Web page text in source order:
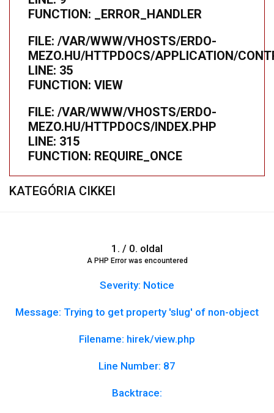
FUNCTION: _ERROR_HANDLER
FILE: /VAR/WWW/VHOSTS/ERDO-
MEZO.HU/HTTPDOCS/APPLICATION/
LINE: 35
FUNCTION: VIEW
FILE: /VAR/WWW/VHOSTS/ERDO-
MEZO.HU/HTTPDOCS/INDEX.PHP
LINE: 315
FUNCTION: REQUIRE_ONCE
KATEGÓRIA CIKKEI
1. / 0. oldal
A PHP Error was encountered
Severity: Notice
Message: Trying to get property 'slug' of non-object
Filename: hirek/view.php
Line Number: 87
Backtrace: